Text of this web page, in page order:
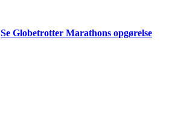
Se Globetrotter Marathons opgørelse